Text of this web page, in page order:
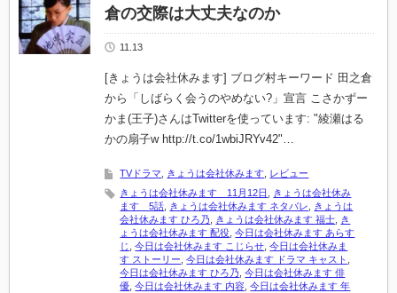
倉の交際は大丈夫なのか
11.13
[きょうは会社休みます] ブログ村キーワード 田之倉
から「しばらく会うのやめない?」宣言 こさかずー
かま(王子)さんはTwitterを使っています: "綾瀬はる
かの扇子w http://t.co/1wbiJRYv42"…
TVドラマ きょうは会社休みます レビュー
きょうは会社休みます 11月12日
きょうは会社休み
ます 5話
きょうは会社休みます ネタバレ
きょうは
会社休みます ひろ乃
きょうは会社休みます 福士
き
ょうは会社休みます 配役 ,今日は会社休みます あらす
じ
,今日は会社休みます こじらせ ,今日は会社休みま
す ストーリー ,今日は会社休みます ドラマ キャスト
今日は会社休みます ひろ乃 ,今日は会社休みます 俳
優 ,今日は会社休みます 内容 ,今日は会社休みます 年